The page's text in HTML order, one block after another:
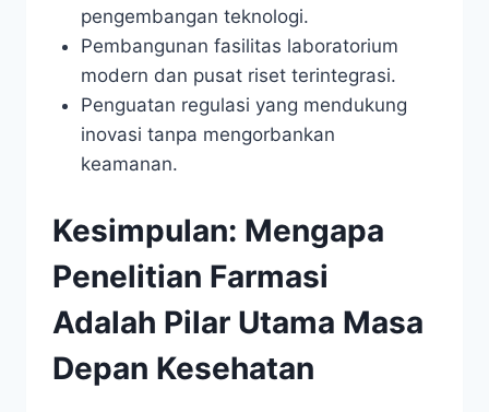
pengembangan teknologi.
Pembangunan fasilitas laboratorium
modern dan pusat riset terintegrasi.
Penguatan regulasi yang mendukung
inovasi tanpa mengorbankan
keamanan.
Kesimpulan: Mengapa
Penelitian Farmasi
Adalah Pilar Utama Masa
Depan Kesehatan